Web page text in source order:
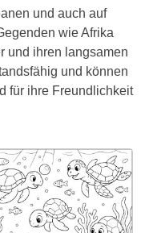
und auch auf
wie Afrika
und ihren langsamen
und können
für ihre Freundlichkeit